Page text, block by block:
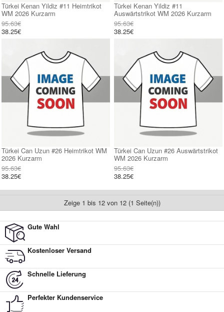
Türkei Kenan Yildiz #11 Heimtrikot
WM 2026 Kurzarm
95.63€
38.25€
Türkei Kenan Yildiz #11
Auswärtstrikot WM 2026 Kurzarm
95.63€
38.25€
Türkei Can Uzun #26 Heimtrikot WM
2026 Kurzarm
95.63€
38.25€
Türkei Can Uzun #26 Auswärtstrikot
WM 2026 Kurzarm
95.63€
38.25€
Zeige 1 bis 12 von 12 (1 Seite(n))
Gute Wahl
Kostenloser Versand
Schnelle Lieferung
Perfekter Kundenservice